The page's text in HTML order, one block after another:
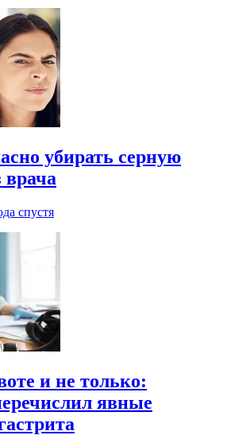
убирать серную
врача
спустя
и не только:
явные